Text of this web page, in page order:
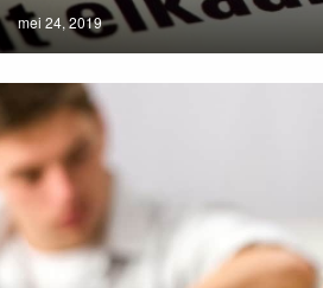
Posted
on
mei 24, 2019